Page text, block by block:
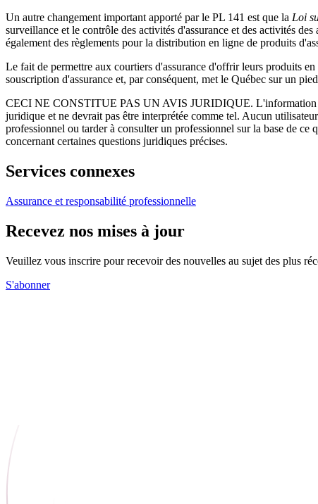
Un autre changement important apporté par le PL 141 est que la Loi
surveillance et le contrôle des activités d'assurance et des activités
également des règlements pour la distribution en ligne de produits
Le fait de permettre aux courtiers d'assurance d'offrir leurs produits
souscription d'assurance et, par conséquent, met le Québec sur un
CECI NE CONSTITUE PAS UN AVIS JURIDIQUE. L'information
juridique et ne devrait pas être interprétée comme tel. Aucun
professionnel ou tarder à consulter un professionnel sur la base de
concernant certaines questions juridiques précises.
Services connexes
Assurance et responsabilité professionnelle
Recevez nos mises à jour
Veuillez vous inscrire pour recevoir des nouvelles au sujet des plus
S'abonner